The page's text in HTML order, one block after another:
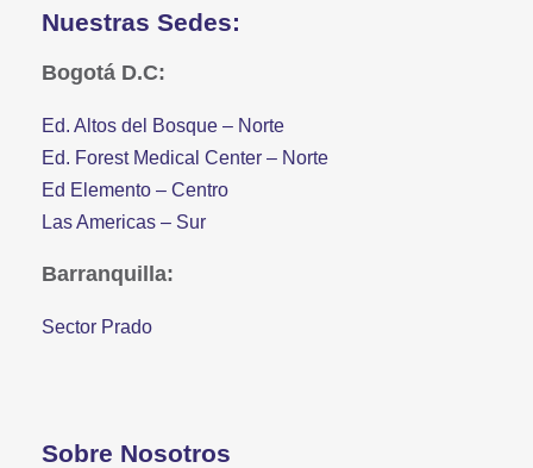
Nuestras Sedes:
Bogotá D.C:
Ed. Altos del Bosque – Norte
Ed. Forest Medical Center – Norte
Ed Elemento – Centro
Las Americas – Sur
Barranquilla:
Sector Prado
Sobre Nosotros